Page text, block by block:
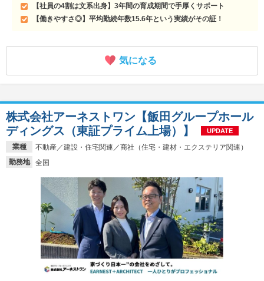
【社員の4割は文系出身】3年間の育成期間で手厚くサポート
【働きやすさ◎】平均勤続年数15.6年という実績がその証！
気になる
業種
不動産／建設・住宅関連／商社（住宅・建材・エクステリア関連）
勤務地
全国
株式会社アーネストワン【飯田グループホール
ディングス（東証プライム上場）】
UPDATE